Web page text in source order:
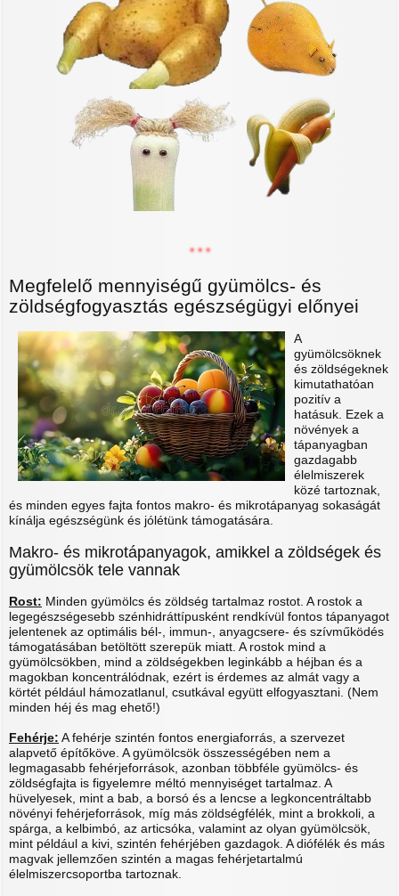
* * *
Megfelelő mennyiségű gyümölcs- és
zöldségfogyasztás egészségügyi előnyei
A
gyümölcsöknek
és zöldségeknek
kimutathatóan
pozitív a
hatásuk. Ezek a
növények a
tápanyagban
gazdagabb
élelmiszerek
közé tartoznak,
és minden egyes fajta fontos makro- és mikrotápanyag sokaságát
kínálja egészségünk és jólétünk támogatására.
Makro- és mikrotápanyagok, amikkel a zöldségek és
gyümölcsök tele vannak
Rost: Minden gyümölcs és zöldség tartalmaz rostot. A rostok a
legegészségesebb szénhidráttípusként rendkívül fontos tápanyagot
jelentenek az optimális bél-, immun-, anyagcsere- és szívműködés
támogatásában betöltött szerepük miatt. A rostok mind a
gyümölcsökben, mind a zöldségekben leginkább a héjban és a
magokban koncentrálódnak, ezért is érdemes az almát vagy a
körtét például hámozatlanul, csutkával együtt elfogyasztani. (Nem
minden héj és mag ehető!)
Fehérje: A fehérje szintén fontos energiaforrás, a szervezet
alapvető építőköve. A gyümölcsök összességében nem a
legmagasabb fehérjeforrások, azonban többféle gyümölcs- és
zöldségfajta is figyelemre méltó mennyiséget tartalmaz. A
hüvelyesek, mint a bab, a borsó és a lencse a legkoncentráltabb
növényi fehérjeforrások, míg más zöldségfélék, mint a brokkoli, a
spárga, a kelbimbó, az articsóka, valamint az olyan gyümölcsök,
mint például a kivi, szintén fehérjében gazdagok. A diófélék és más
magvak jellemzően szintén a magas fehérjetartalmú
élelmiszercsoportba tartoznak.